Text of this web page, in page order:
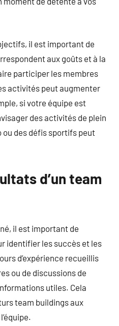
il est important de
aux goûts et à la
participer les membres
activités peut augmenter
si votre équipe est
des activités de plein
ou des défis sportifs peut
d’un team
il est important de
identifier les succès et les
d’expérience recueillis
ou de discussions de
utiles. Cela
team buildings aux